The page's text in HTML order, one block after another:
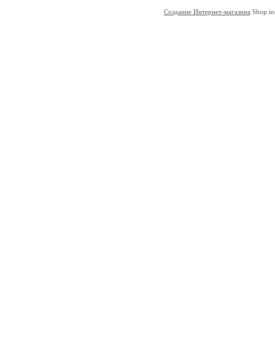
Создание Интернет-магазина